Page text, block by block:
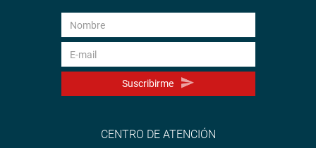
Suscribirme
CENTRO DE ATENCIÓN